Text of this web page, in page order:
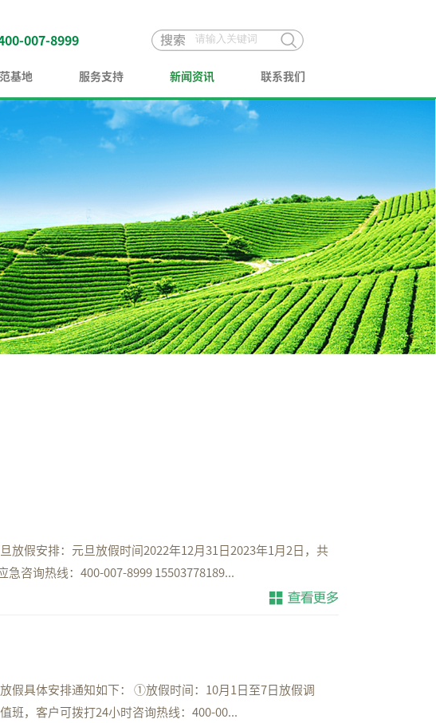
007-8999
基地 服务支持 新闻资讯 联系我们
假安排：元旦放假时间2022年12月31日2023年1月2日，共
咨询热线：400-007-8999 15503778189...
假具体安排通知如下： ①放假时间：10月1日至7日放假调
班，客户可拨打24小时咨询热线：400-00...